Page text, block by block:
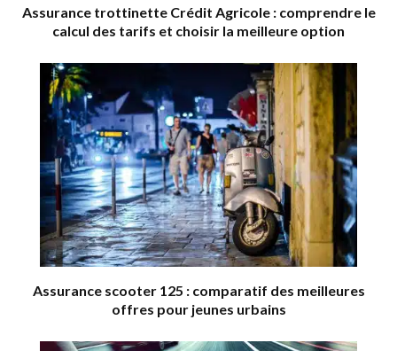
Assurance trottinette Crédit Agricole : comprendre le
calcul des tarifs et choisir la meilleure option
Assurance scooter 125 : comparatif des meilleures
offres pour jeunes urbains